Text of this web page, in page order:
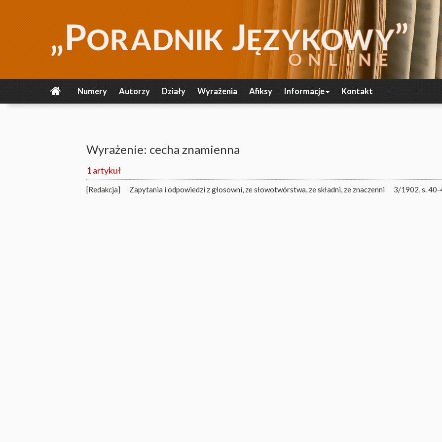
Numery Autorzy Działy Wyrażenia Afiksy Informacje Kontakt
Wyrażenie: cecha znamienna
1 artykuł
[Redakcja] Zapytania i odpowiedzi z głosowni, ze słowotwórstwa, ze składni, ze znaczenni 3/1902, s. 40-